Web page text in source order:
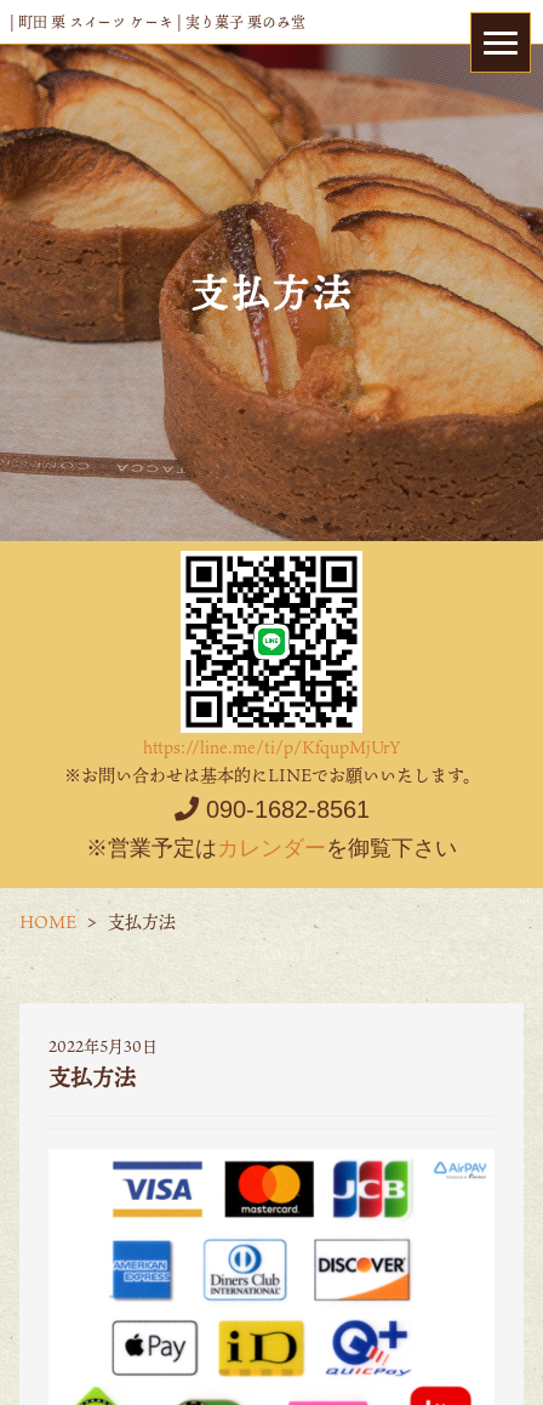
| 町田 栗 スイーツ ケーキ | 実り菓子 栗のみ堂
支払方法
https://line.me/ti/p/KfqupMjUrY
※お問い合わせは基本的にLINEでお願いいたします。
090-1682-8561
※営業予定はカレンダーを御覧下さい
HOME 支払方法
2022年5月30日
支払方法